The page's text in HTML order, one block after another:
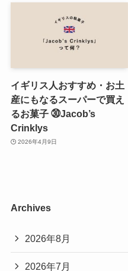
イギリス人おすすめ・お土
産にもなるスーパーで買え
るお菓子 ㉚Jacob’s
Crinklys
2026年4月9日
Archives
2026年8月
2026年7月